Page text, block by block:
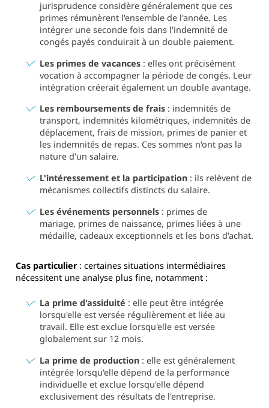
jurisprudence considère généralement que ces
primes rémunèrent l'ensemble de l'année. Les
intégrer une seconde fois dans l'indemnité de
congés payés conduirait à un double paiement.
Les primes de vacances: elles ont précisément
vocation à accompagner la période de congés. Leur
intégration créerait également un double avantage.
Les remboursements de frais: indemnités de
transport, indemnités kilométriques, indemnités de
déplacement, frais de mission, primes de panier et
les indemnités de repas. Ces sommes n'ont pas la
nature d'un salaire.
L'intéressement et la participation: ils relèvent de
mécanismes collectifs distincts du salaire.
Les événements personnels: primes de
mariage, primes de naissance, primes liées à une
médaille, cadeaux exceptionnels et les bons d'achat.
Cas particulier: certaines situations intermédiaires
nécessitent une analyse plus fine, notamment :
La prime d'assiduité : elle peut être intégrée
lorsqu'elle est versée régulièrement et liée au
travail. Elle est exclue lorsqu'elle est versée
globalement sur 12 mois.
La prime de production: elle est généralement
intégrée lorsqu'elle dépend de la performance
individuelle et exclue lorsqu'elle dépend
exclusivement des résultats de l'entreprise.